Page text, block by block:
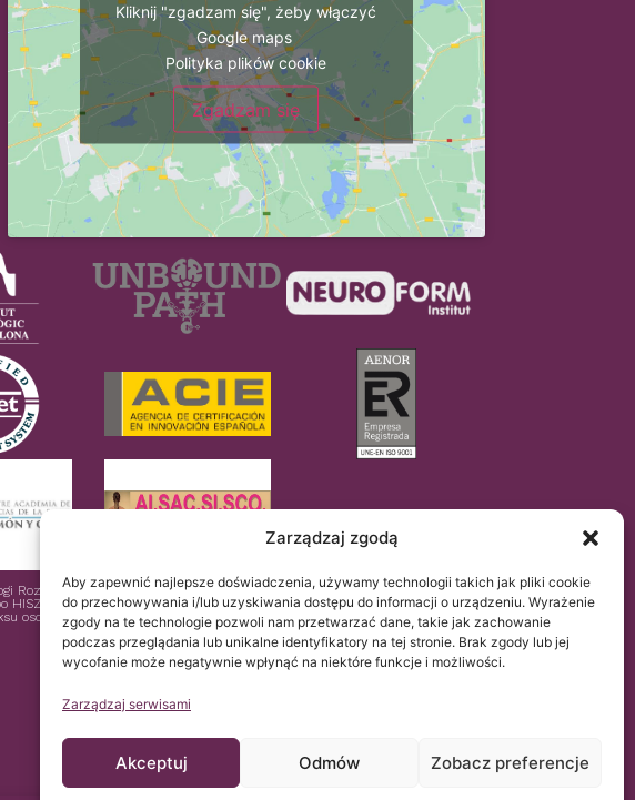
Zarządzaj zgodą
Aby zapewnić najlepsze doświadczenia, używamy technologii takich jak pliki cookie
do przechowywania i/lub uzyskiwania dostępu do informacji o urządzeniu. Wyrażenie
zgody na te technologie pozwoli nam przetwarzać dane, takie jak zachowanie
podczas przeglądania lub unikalne identyfikatory na tej stronie. Brak zgody lub jej
wycofanie może negatywnie wpłynąć na niektóre funkcje i możliwości.
Zarządzaj serwisami
Akceptuj Odmów Zobacz preferencje
Kliknij "zgadzam się", żeby włączyć
Google maps
Polityka plików cookie
Zgadzam się
Rozporządzenia UE 2016/679 (RGPD).
i jest jedynie uprzejmością Instytutu Chiari & Siringomielia &
osobie, która połączy się z tą stroną.